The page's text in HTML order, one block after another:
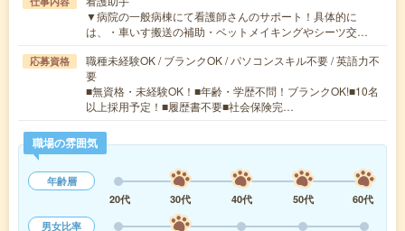
▼病院の一般病棟にて看護師さんのサポート！具体的に
は、・車いす搬送の補助・ベットメイキングやシーツ交…
応募資格
職種未経験OK / ブランクOK / パソコンスキル不要 / 英語力不
要
■無資格・未経験OK！■年齢・学歴不問！ブランクOK!■10名
以上採用予定！■履歴書不要■社会保険完…
職場の雰囲気
年齢層
20代
30代 40代 50代
60代
男女比率